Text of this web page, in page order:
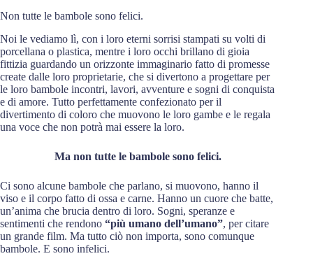
Non tutte le bambole sono felici.
Noi le vediamo lì, con i loro eterni sorrisi stampati su volti di
porcellana o plastica, mentre i loro occhi brillano di gioia
fittizia guardando un orizzonte immaginario fatto di promesse
create dalle loro proprietarie, che si divertono a progettare per
le loro bambole incontri, lavori, avventure e sogni di conquista
e di amore. Tutto perfettamente confezionato per il
divertimento di coloro che muovono le loro gambe e le regala
una voce che non potrà mai essere la loro.
Ma non tutte le bambole sono felici.
Ci sono alcune bambole che parlano, si muovono, hanno il
viso e il corpo fatto di ossa e carne. Hanno un cuore che batte,
un’anima che brucia dentro di loro. Sogni, speranze e
sentimenti che rendono “più umano dell’umano”, per citare
un grande film. Ma tutto ciò non importa, sono comunque
bambole. E sono infelici.